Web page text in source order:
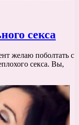
секса
желаю поболтать с
секса. Вы,